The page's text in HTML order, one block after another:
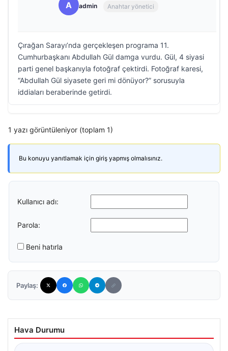
A admin Anahtar yönetici
Çırağan Sarayı’nda gerçekleşen programa 11.
Cumhurbaşkanı Abdullah Gül damga vurdu. Gül, 4 siyasi
parti genel başkanıyla fotoğraf çektirdi. Fotoğraf karesi,
“Abdullah Gül siyasete geri mi dönüyor?” sorusuyla
iddiaları beraberinde getirdi.
1 yazı görüntüleniyor (toplam 1)
Bu konuyu yanıtlamak için giriş yapmış olmalısınız.
Kullanıcı adı:
Parola:
Beni hatırla
Paylaş:
Hava Durumu